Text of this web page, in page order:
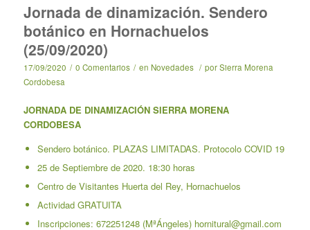
Jornada de dinamización. Sendero
botánico en Hornachuelos
(25/09/2020)
17/09/2020 / 0 Comentarios / en Novedades / porSierra Morena
Cordobesa
JORNADA DE DINAMIZACIÓN SIERRA MORENA
CORDOBESA
Sendero botánico. PLAZAS LIMITADAS. Protocolo COVID 19
25 de Septiembre de 2020. 18:30 horas
Centro de Visitantes Huerta del Rey, Hornachuelos
Actividad GRATUITA
Inscripciones: 672251248 (MªÁngeles) hornitural@gmail.com